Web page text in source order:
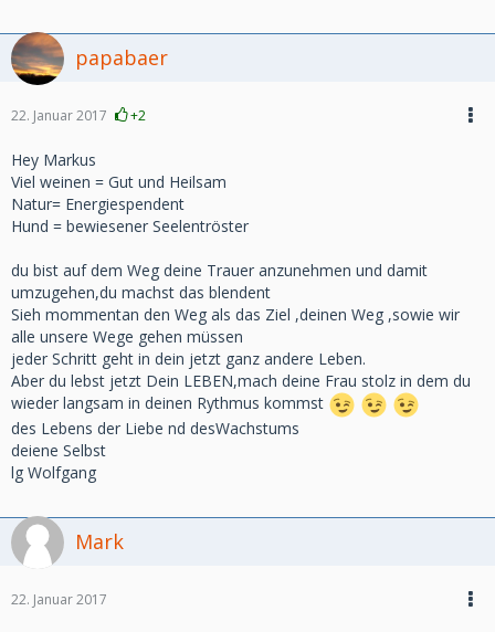
papabaer
22. Januar 2017 +2
Hey Markus
Viel weinen = Gut und Heilsam
Natur= Energiespendent
Hund = bewiesener Seelentröster
du bist auf dem Weg deine Trauer anzunehmen und damit
umzugehen,du machst das blendent
Sieh mommentan den Weg als das Ziel ,deinen Weg ,sowie wir
alle unsere Wege gehen müssen
jeder Schritt geht in dein jetzt ganz andere Leben.
Aber du lebst jetzt Dein LEBEN,mach deine Frau stolz in dem du
wieder langsam in deinen Rythmus kommst
des Lebens der Liebe nd desWachstums
deiene Selbst
lg Wolfgang
Mark
22. Januar 2017